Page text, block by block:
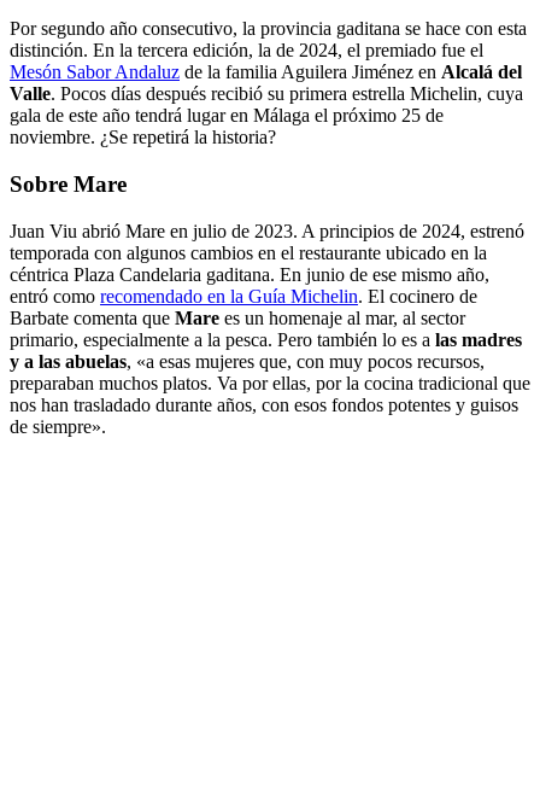
Por segundo año consecutivo, la provincia gaditana se hace con esta
distinción. En la tercera edición, la de 2024, el premiado fue el
Mesón Sabor Andaluz de la familia Aguilera Jiménez en Alcalá del
Valle. Pocos días después recibió su primera estrella Michelin, cuya
gala de este año tendrá lugar en Málaga el próximo 25 de
noviembre. ¿Se repetirá la historia?
Sobre Mare
Juan Viu abrió Mare en julio de 2023. A principios de 2024, estrenó
temporada con algunos cambios en el restaurante ubicado en la
céntrica Plaza Candelaria gaditana. En junio de ese mismo año,
entró como recomendado en la Guía Michelin. El cocinero de
Barbate comenta que Mare es un homenaje al mar, al sector
primario, especialmente a la pesca. Pero también lo es a las madres
y a las abuelas, «a esas mujeres que, con muy pocos recursos,
preparaban muchos platos. Va por ellas, por la cocina tradicional que
nos han trasladado durante años, con esos fondos potentes y guisos
de siempre».